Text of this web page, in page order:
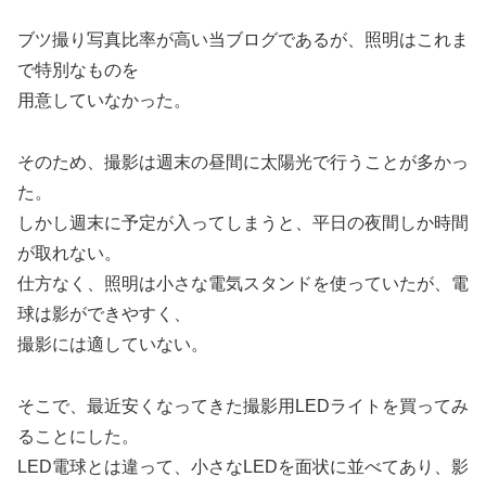
ブツ撮り写真比率が高い当ブログであるが、照明はこれま
で特別なものを
用意していなかった。
そのため、撮影は週末の昼間に太陽光で行うことが多かっ
た。
しかし週末に予定が入ってしまうと、平日の夜間しか時間
が取れない。
仕方なく、照明は小さな電気スタンドを使っていたが、電
球は影ができやすく、
撮影には適していない。
そこで、最近安くなってきた撮影用LEDライトを買ってみ
ることにした。
LED電球とは違って、小さなLEDを面状に並べてあり、影